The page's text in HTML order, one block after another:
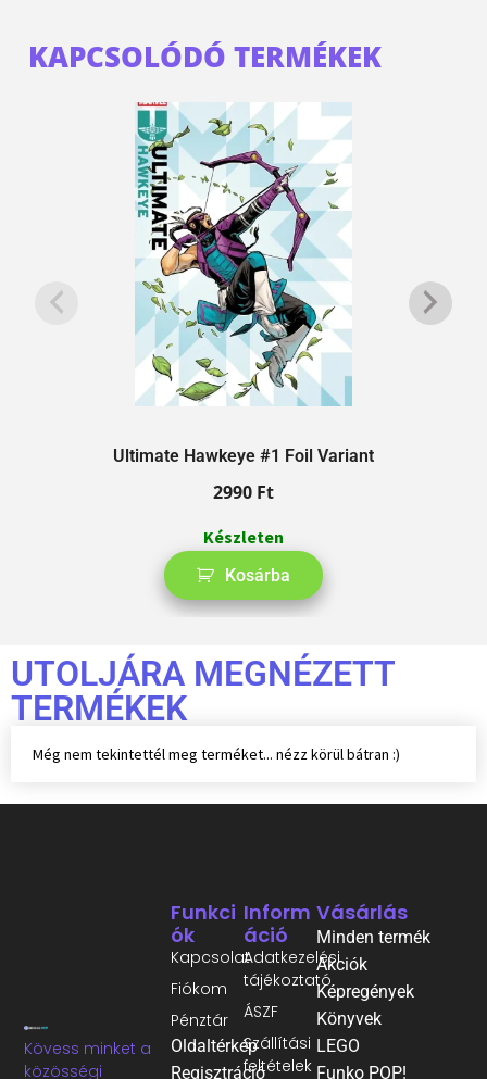
KAPCSOLÓDÓ TERMÉKEK
Ultimate Hawkeye #1 Foil Variant
2990 Ft
Készleten
Kosárba
UTOLJÁRA MEGNÉZETT
TERMÉKEK
Még nem tekintettél meg terméket... nézz körül bátran :)
Kövess minket a
közösségi
Inform
Áció
Adatkezelési
tájékoztató
ÁSZF
Szállítási
feltételek
Funkci
Ók
Kapcsolat
Fiókom
Pénztár
Oldaltérkép
Regisztráció
Vásárlás
Minden termék
Akciók
Képregények
Könyvek
LEGO
Funko POP!